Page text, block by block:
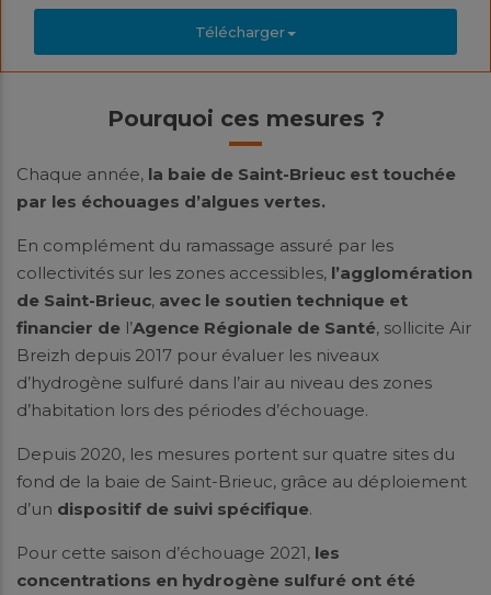
Télécharger
Pourquoi ces mesures ?
Chaque année, la baie de Saint-Brieuc est touchée
par les échouages d’algues vertes.
En complément du ramassage assuré par les
collectivités sur les zones accessibles, l’agglomération
de Saint-Brieuc, avec le soutien technique et
financier de l’Agence Régionale de Santé, sollicite Air
Breizh depuis 2017 pour évaluer les niveaux
d’hydrogène sulfuré dans l’air au niveau des zones
d’habitation lors des périodes d’échouage.
Depuis 2020, les mesures portent sur quatre sites du
fond de la baie de Saint-Brieuc, grâce au déploiement
d’un dispositif de suivi spécifique.
Pour cette saison d’échouage 2021, les
concentrations en hydrogène sulfuré ont été